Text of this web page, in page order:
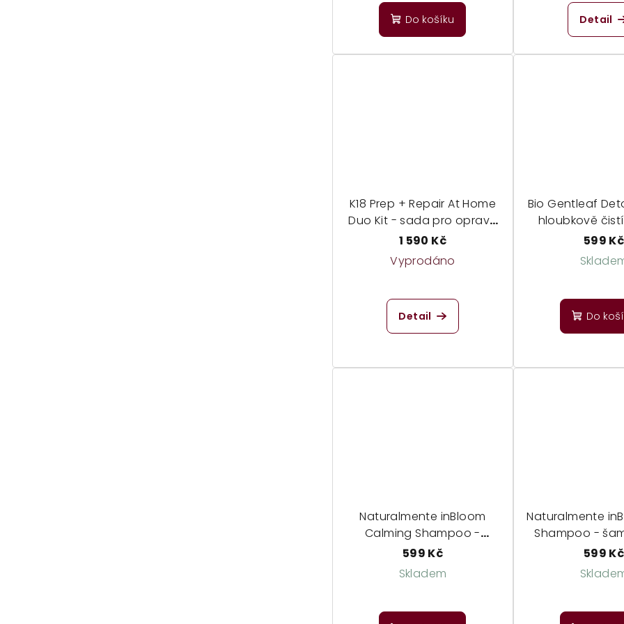
Do košíku Detail
K18 Prep + Repair At Home
Duo Kit - sada pro opravu
poškozených vlasů
1 590 Kč
Vyprodáno
Detail
Bio Gentleaf
hloubkově
599 Kč
Do
Naturalmente inBloom
Calming Shampoo -
zklidňující šampon
599 Kč
Skladem
hodnocení
Naturalmente
Shampoo -
suché a 599 Kč